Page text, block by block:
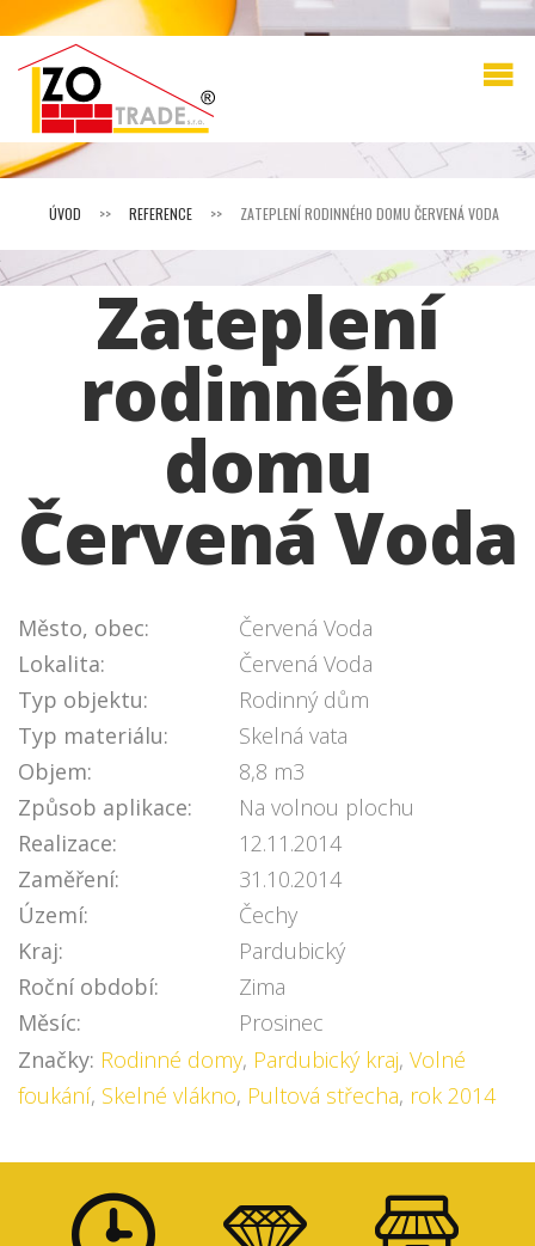
ÚVOD >> REFERENCE >> ZATEPLENÍ RODINNÉHO DOMU ČERVENÁ VODA
Zateplení
rodinného
domu
Červená Voda
Město, obec:
Červená Voda
Lokalita:
Červená Voda
Typ objektu:
Rodinný dům
Typ materiálu:
Skelná vata
Objem:
8,8 m3
Způsob aplikace:
Na volnou plochu
Realizace:
12.11.2014
Zaměření:
31.10.2014
Území:
Čechy
Kraj:
Pardubický
Roční období:
Zima
Měsíc:
Prosinec
Značky: Rodinné domy, Pardubický kraj, Volné
foukání, Skelné vlákno, Pultová střecha, rok 2014